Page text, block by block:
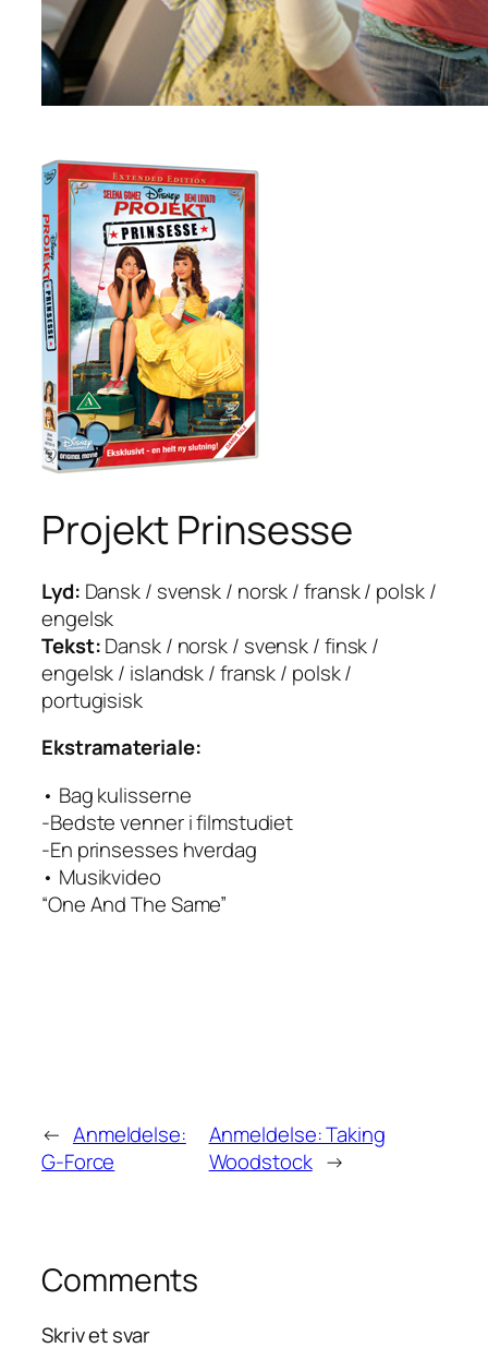
Projekt Prinsesse
Lyd: Dansk / svensk / norsk / fransk / polsk /
engelsk
Tekst:Dansk / norsk / svensk / finsk /
engelsk / islandsk / fransk / polsk /
portugisisk
Ekstramateriale:
• Bag kulisserne
-Bedste venner i filmstudiet
-En prinsesses hverdag
• Musikvideo
“One And The Same”
← Anmeldelse:
G-Force
Anmeldelse: Taking
Woodstock →
Comments
Skriv et svar